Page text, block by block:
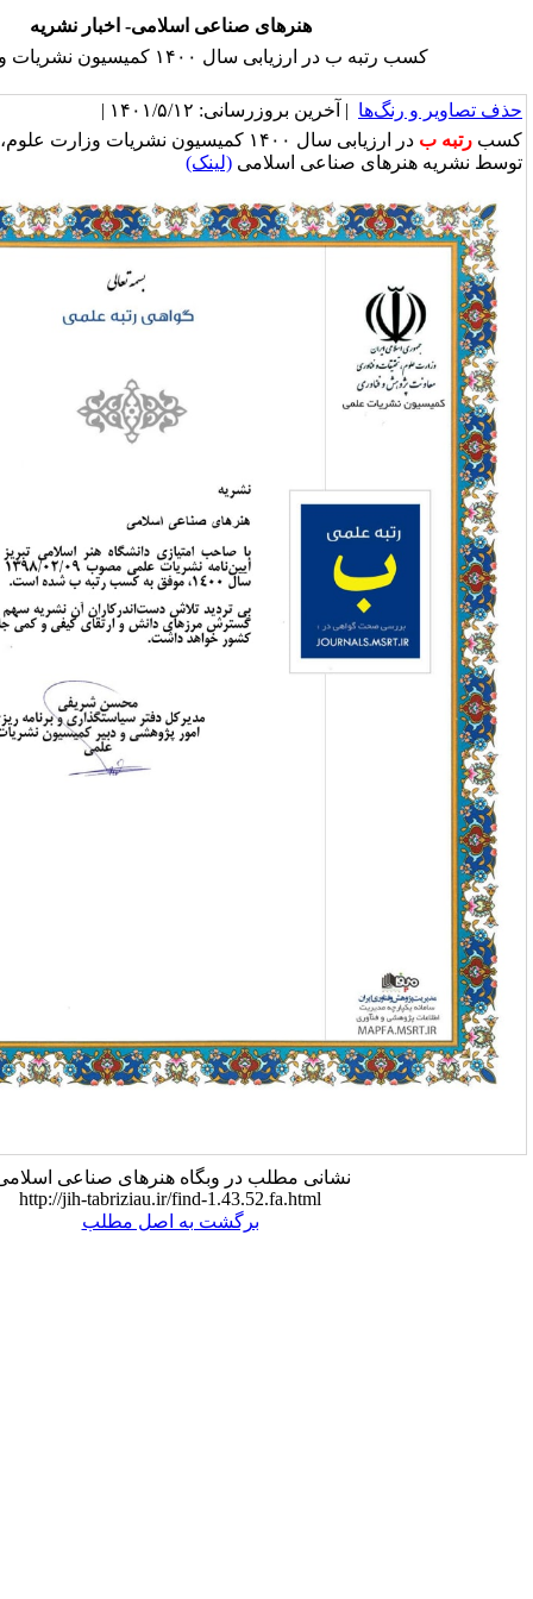
هنرهای صناعی اسلامی- اخبار نشریه
سال ۱۴۰۰ کمیسیون نشریات وزارت علوم
بروزرسانی: ۱۴۰۱/۵/۱۲ |
در ارزیابی سال ۱۴۰۰ کمیسیون نشریات وزارت علوم، تحقیقات و فناوری
اسلامی (لینک)
مطلب در وبگاه هنرهای صناعی اسلامی:
http://jih-tabriziau.ir/find-1.43.52.fa.html